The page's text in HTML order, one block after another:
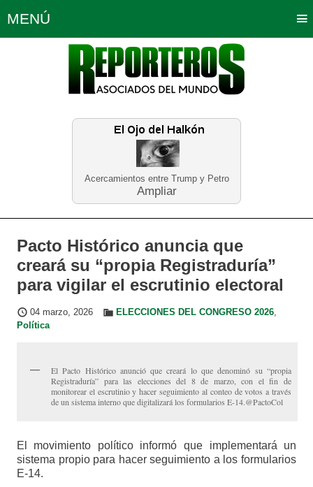
Acercamientos entre Trump y Petro
Ampliar
MENÚ
Política Opinión Bogotá
Planeta Tierra Deportes
Educación Neira
Pacto Histórico anuncia que
creará su “propia Registraduría”
para vigilar el escrutinio electoral
04 marzo, 2026 ELECCIONES DEL CONGRESO 2026,
Política
El Pacto Histórico anunció que creará lo que denominó su “propia
Registraduría” para las elecciones del 8 de marzo, con el fin de
monitorear el escrutinio y hacer seguimiento al conteo de votos a través
de un sistema interno que digitalizará los formularios E-14.@PactoCol
El movimiento político informó que implementará un
sistema propio para hacer seguimiento a los formularios
E-14.